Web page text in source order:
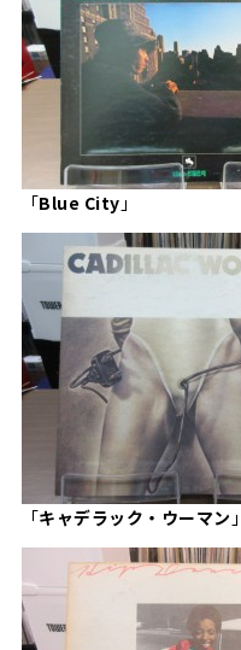
「Blue City 」
「キャデラック・ウーマン 」